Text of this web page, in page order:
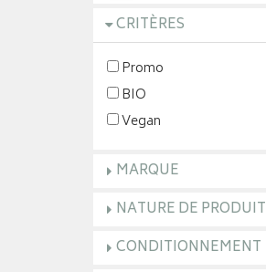
CRITÈRES
Promo
BIO
Vegan
MARQUE
NATURE DE PRODUIT
CONDITIONNEMENT